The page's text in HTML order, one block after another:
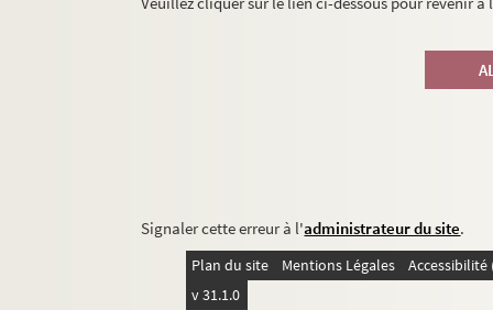
Signaler cette erreur à l'administrateur du site.
Plan du site Mentions Légales
v 31.1.0